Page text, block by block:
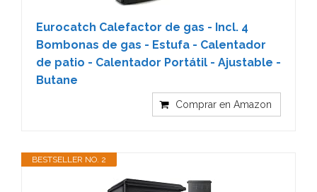
Eurocatch Calefactor de gas - Incl. 4
Bombonas de gas - Estufa - Calentador
de patio - Calentador Portátil - Ajustable -
Butane
Comprar en Amazon
BESTSELLER NO. 2